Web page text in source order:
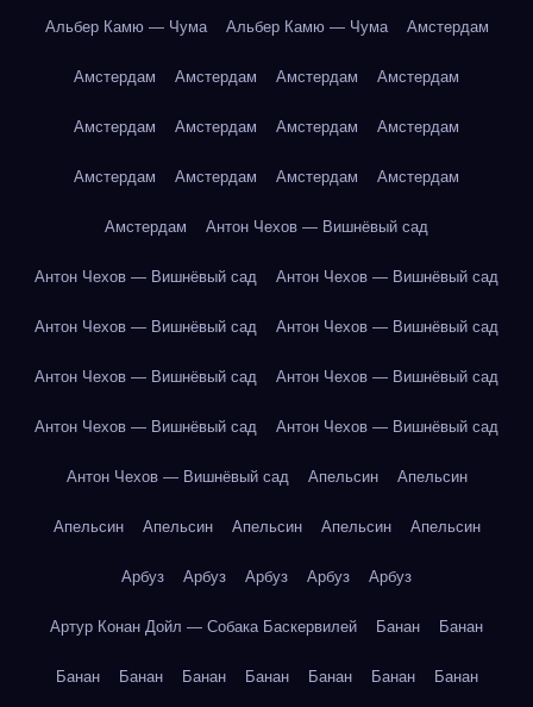
Альбер Камю — Чума Альбер Камю — Чума Амстердам
Амстердам Амстердам Амстердам Амстердам
Амстердам Амстердам Амстердам Амстердам
Амстердам Амстердам Амстердам Амстердам
Амстердам Антон Чехов — Вишнёвый сад
Антон Чехов — Вишнёвый сад Антон Чехов — Вишнёвый сад
Антон Чехов — Вишнёвый сад Антон Чехов — Вишнёвый сад
Антон Чехов — Вишнёвый сад Антон Чехов — Вишнёвый сад
Антон Чехов — Вишнёвый сад Антон Чехов — Вишнёвый сад
Антон Чехов — Вишнёвый сад Апельсин Апельсин
Апельсин Апельсин Апельсин Апельсин Апельсин
Арбуз Арбуз Арбуз Арбуз Арбуз
Артур Конан Дойл — Собака Баскервилей Банан Банан
Банан Банан Банан Банан Банан Банан Банан